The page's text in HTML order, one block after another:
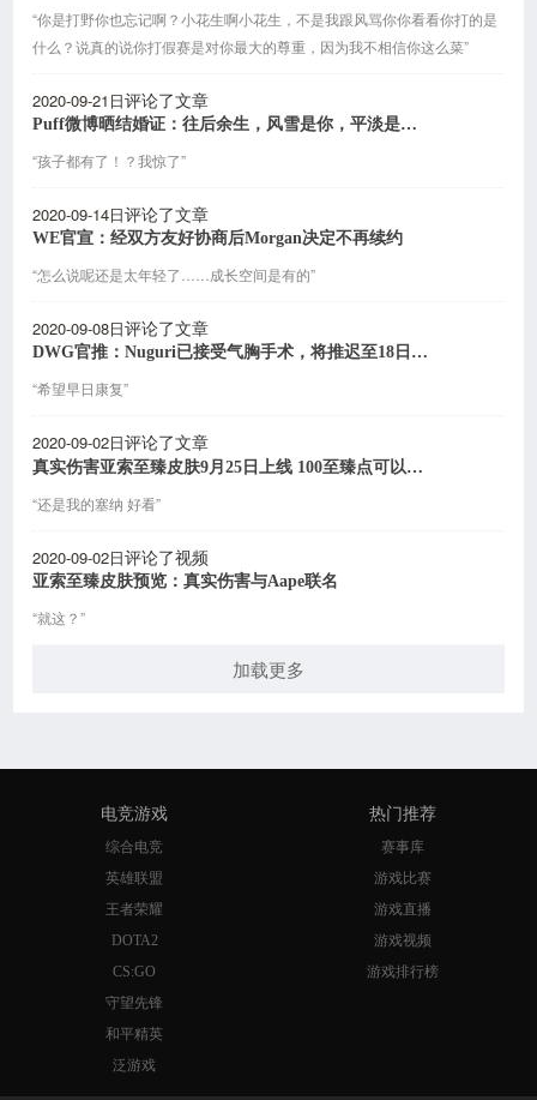
“你是打野你也忘记啊？小花生啊小花生，不是我跟风骂你你看看你打的是
什么？说真的说你打假赛是对你最大的尊重，因为我不相信你这么菜”
2020-09-21日评论了文章
Puff微博晒结婚证：往后余生，风雪是你，平淡是你，清贫也是你
“孩子都有了！？我惊了”
2020-09-14日评论了文章
WE官宣：经双方友好协商后Morgan决定不再续约
“怎么说呢还是太年轻了……成长空间是有的”
2020-09-08日评论了文章
DWG官推：Nuguri已接受气胸手术，将推迟至18日出国
“希望早日康复”
2020-09-02日评论了文章
真实伤害亚索至臻皮肤9月25日上线 100至臻点可以兑换
“还是我的塞纳 好看”
2020-09-02日评论了视频
亚索至臻皮肤预览：真实伤害与Aape联名
“就这？”
加载更多
电竞游戏
综合电竞
英雄联盟
王者荣耀
DOTA2
CS:GO
守望先锋
和平精英
泛游戏
热门推荐
赛事库
游戏比赛
游戏直播
游戏视频
游戏排行榜